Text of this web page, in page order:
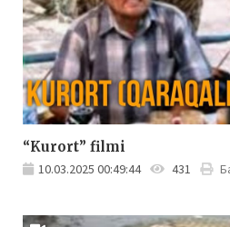
“Kurort” filmi
10.03.2025 00:49:44 431